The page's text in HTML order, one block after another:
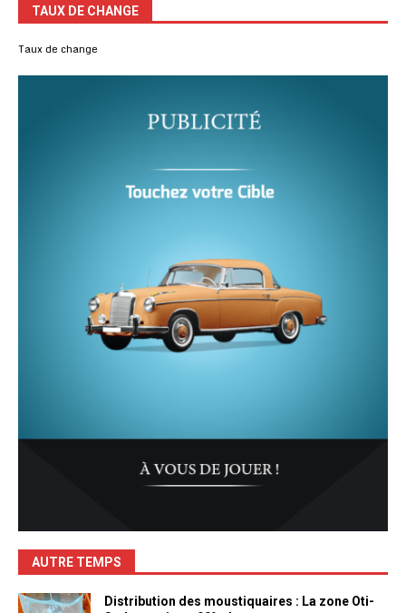
TAUX DE CHANGE
Taux de change
AUTRE TEMPS
Distribution des moustiquaires : La zone Oti-